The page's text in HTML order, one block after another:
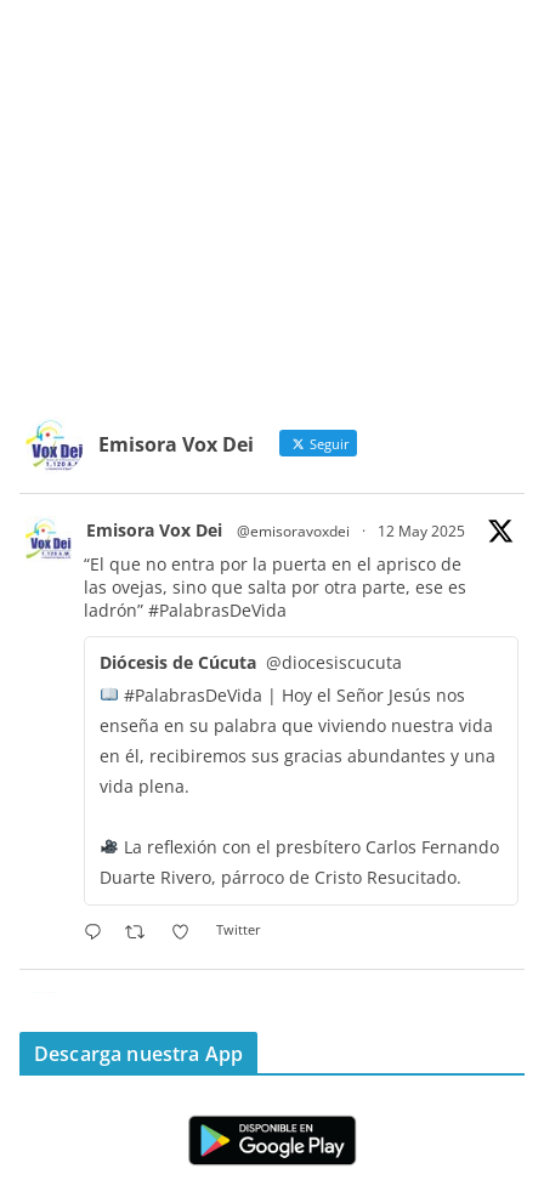
Emisora Vox Dei Seguir
Emisora Vox Dei @emisoravoxdei · 12 May 2025
“El que no entra por la puerta en el aprisco de
las ovejas, sino que salta por otra parte, ese es
ladrón” #PalabrasDeVida
Diócesis de Cúcuta @diocesiscucuta
#PalabrasDeVida | Hoy el Señor Jesús nos
enseña en su palabra que viviendo nuestra vida
en él, recibiremos sus gracias abundantes y una
vida plena.
La reflexión con el presbítero Carlos Fernando
Duarte Rivero, párroco de Cristo Resucitado.
Twitter
“Mis ovejas escuchan mi voz, y yo las conozco”
#PalabrasDeVida
Diócesis de Cúcuta @diocesiscucuta
#PalabrasDeVida | Hoy en el #Evangelio Jesús
Descarga nuestra App